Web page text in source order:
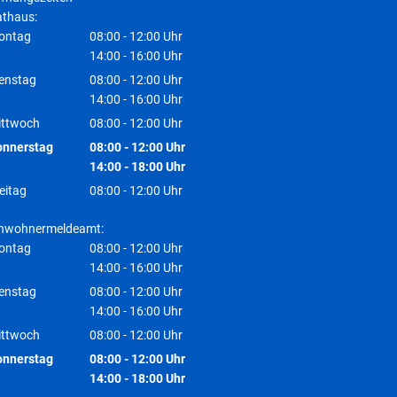
08:00 - 12:00 Uhr
Von 08:00 bis 12:00 Uhr
14:00 - 16:00 Uhr
Von 14:00 bis 16:00 Uhr
08:00 - 12:00 Uhr
Von 08:00 bis 12:00 Uhr
14:00 - 16:00 Uhr
Von 14:00 bis 16:00 Uhr
08:00 - 12:00 Uhr
Von 08:00 bis 12:00 Uhr
08:00- 12:00Uhr
Von 08:00 bis 12:00 Uhr
14:00- 18:00Uhr
Von 14:00 bis 18:00 Uhr
08:00 - 12:00 Uhr
08:00 - 12:00 Uhr
Von 08:00 bis 12:00 Uhr
14:00 - 16:00 Uhr
Von 14:00 bis 16:00 Uhr
08:00 - 12:00 Uhr
Von 08:00 bis 12:00 Uhr
14:00 - 16:00 Uhr
Von 14:00 bis 16:00 Uhr
08:00 - 12:00 Uhr
Von 08:00 bis 12:00 Uhr
08:00- 12:00Uhr
Von 08:00 bis 12:00 Uhr
14:00- 18:00Uhr